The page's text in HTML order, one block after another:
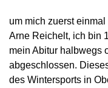
um mich zuerst
Arne Reichelt, ich bin
mein Abitur halbwegs
abgeschlossen.
des Wintersports in